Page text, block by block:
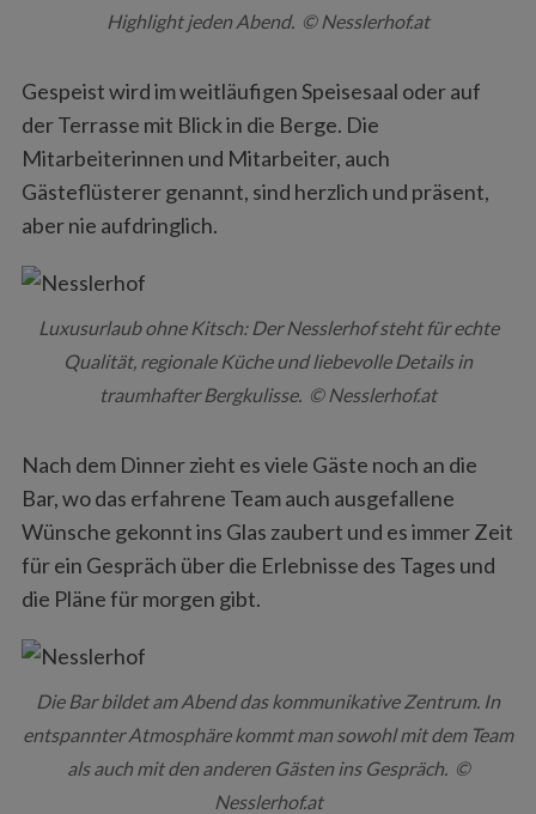
Highlight jeden Abend. © Nesslerhof.at
Gespeist wird im weitläufigen Speisesaal oder auf
der Terrasse mit Blick in die Berge. Die
Mitarbeiterinnen und Mitarbeiter, auch
Gästeflüsterer genannt, sind herzlich und präsent,
aber nie aufdringlich.
Luxusurlaub ohne Kitsch: Der Nesslerhof steht für echte
Qualität, regionale Küche und liebevolle Details in
traumhafter Bergkulisse. © Nesslerhof.at
Nach dem Dinner zieht es viele Gäste noch an die
Bar, wo das erfahrene Team auch ausgefallene
Wünsche gekonnt ins Glas zaubert und es immer Zeit
für ein Gespräch über die Erlebnisse des Tages und
die Pläne für morgen gibt.
Die Bar bildet am Abend das kommunikative Zentrum. In
entspannter Atmosphäre kommt man sowohl mit dem Team
als auch mit den anderen Gästen ins Gespräch. ©
Nesslerhof.at